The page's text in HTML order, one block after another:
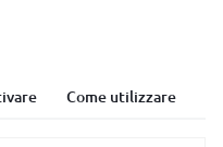
Come utilizzare